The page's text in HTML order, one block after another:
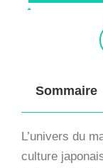
Sommaire
L’univers du
culture